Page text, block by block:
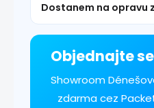
Dostanem na opravu
Objednajte
Showroom
zdarma cez